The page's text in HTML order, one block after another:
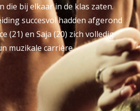
die bij elkaar in de klas zaten.
succesvol hadden afgerond
(21) en Saja (20) zich volledig
muzikale carrière.